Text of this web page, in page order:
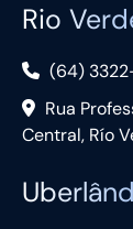
Rio
(64)
Rua
Central, Río